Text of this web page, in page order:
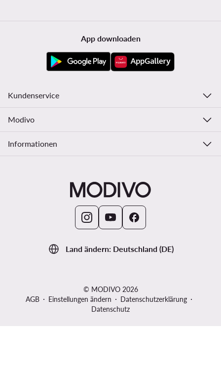
Land ändern: Deutschland (DE)
App downloaden
Kundenservice
Modivo
Informationen
© MODIVO 2026
AGB
Einstellungen ändern
Datenschutzerklärung
Datenschutz